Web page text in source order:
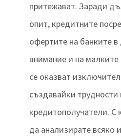
притежават. Заради
опит, кредитните
офертите на банките
внимание и на
се оказват
създавайки
кредитополучатели. С
да анализирате всяко